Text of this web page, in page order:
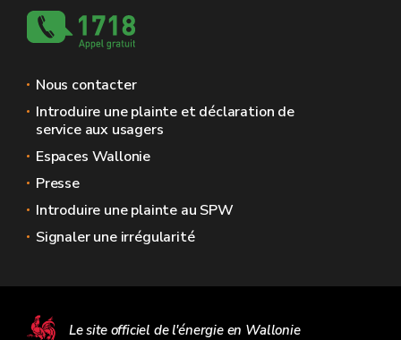
Nous contacter
Introduire une plainte et déclaration de
service aux usagers
Espaces Wallonie
Presse
Introduire une plainte au SPW
Signaler une irrégularité
Le site officiel de l'énergie en Wallonie